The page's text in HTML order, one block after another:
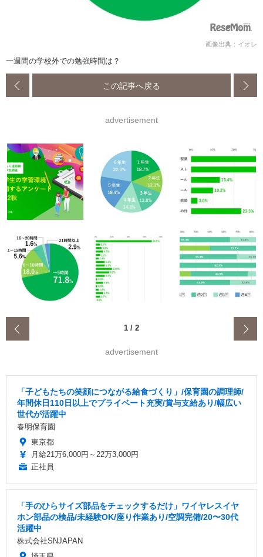
画像出典：イオレ
一週間の学校外での勉強時間は？
この記事へ戻る
advertisement
1 / 2
advertisement
「子どもたちの笑顔につながる給食づくり」/保育園の調理師/
年間休日110日以上でプライベート充実/賞与支給あり/幅広い
世代が活躍中
春明保育園
東京都
月給21万6,000円～22万3,000円
正社員
「手のひらサイズ部品をチェックするだけ」ワイヤレスイヤ
ホン部品の検品/未経験OK/座り作業あり/空調完備/20〜30代
活躍中
株式会社SNJAPAN